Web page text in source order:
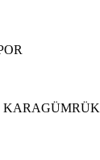
KARAGÜMRÜK